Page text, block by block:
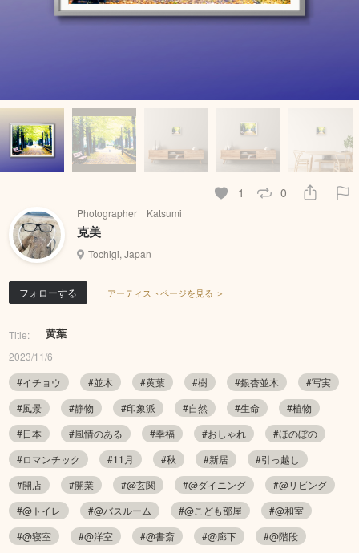
1 0
Photographer Katsumi
克美
Tochigi, Japan
フォローする アーティストページを見る ＞
Title: 黄葉
2023/11/6
#イチョウ
#並木 #黄葉 #樹 #銀杏並木
#写実
#風景
#静物 #印象派 #自然 #生命
#植物
#日本
#風情のある #幸福 #おしゃれ
#ほのぼの
#ロマンチック
#11月 #秋 #新居
#引っ越し
#開店
#開業 #@玄関 #@ダイニング
#@リビング
#@トイレ
#@バスルーム #@こども部屋
#@和室
#@寝室
#@洋室 #@書斎 #@廊下
#@階段